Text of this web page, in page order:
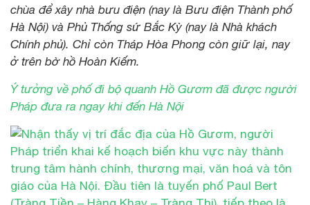
chùa để xây nhà bưu điện (nay là Bưu điện Thành phố
Hà Nội) và Phủ Thống sứ Bắc Kỳ (nay là Nhà khách
Chính phủ). Chỉ còn Tháp Hòa Phong còn giữ lại, nay
ở trên bờ hồ Hoàn Kiếm.
Ý tưởng về phố đi bộ quanh Hồ Gươm đã được người
Pháp đưa ra ngay khi đến Hà Nội